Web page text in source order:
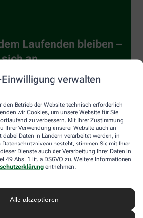
verwalten
den Betrieb der Website technisch erforderlich
wir Cookies, um unsere Website für Sie
zu verbessern. Mit Ihrer Zustimmung
Ihrer Verwendung unserer Website auch an
dabei Daten in Ländern verarbeitet werden, in
Datenschutzniveau besteht, stimmen Sie mit Ihrer
Dienste auch der Verarbeitung Ihrer Daten in
49 Abs. 1 lit. a DSGVO zu. Weitere Informationen
entnehmen.
Alle akzeptieren
Laufenden bleiben –
sich an.
Dann wählen Sie bitte die Tasse
ein, dass meine personenbezogenen Daten
zum Versand des Newsletters und der
verarbeitet werden. Die Einwilligung